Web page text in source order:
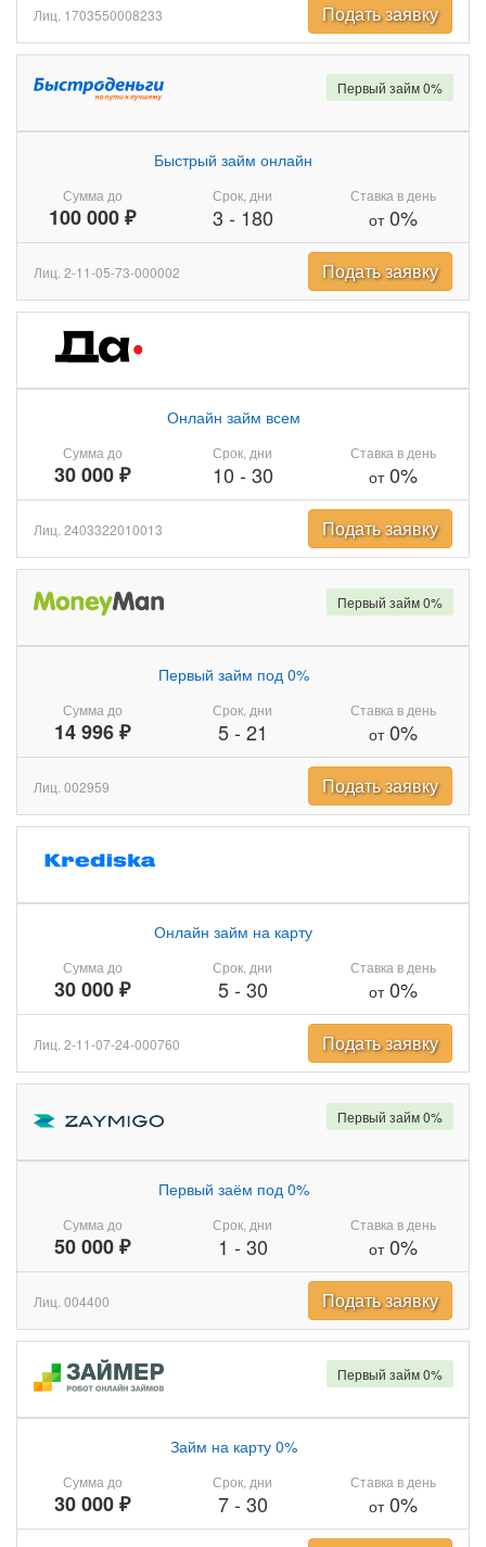
Лиц. 1703550008233 Подать заявку
Сумма до
100 000 ₽
Быстрый займ онлайн
Срок, дни
3 - 180
Ставка в день
от0%
Первый займ 0%
Лиц. 2-11-05-73-000002 Подать заявку
Сумма до
30 000 ₽
Онлайн займ всем
Срок, дни
10 - 30
Ставка в день
от0%
Лиц. 2403322010013 Подать заявку
Сумма до
14 996 ₽
Первый займ под 0%
Срок, дни
5- 21
Ставка в день
от0%
Первый займ 0%
Лиц. 002959 Подать заявку
Сумма до
30 000 ₽
Онлайн займ на карту
Срок, дни
5- 30
Ставка в день
от0%
Лиц. 2-11-07-24-000760 Подать заявку
Сумма до
50 000 ₽
Первый заём под 0%
Срок, дни
1 - 30
Ставка в день
от0%
Первый займ 0%
Лиц. 004400 Подать заявку
Сумма до
30 000 ₽
Займ на карту 0%
Срок, дни
7- 30
Ставка в день
от0%
Первый займ 0%